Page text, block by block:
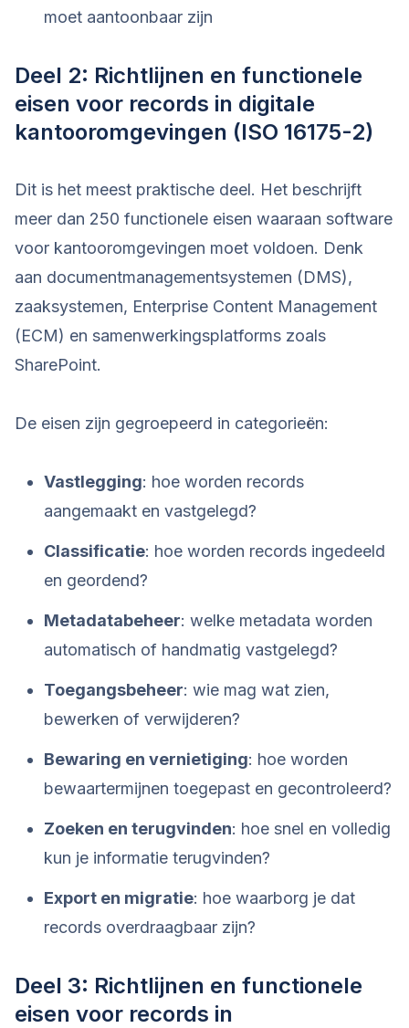
moet aantoonbaar zijn
Deel 2: Richtlijnen en functionele
eisen voor records in digitale
kantooromgevingen (ISO 16175-2)
Dit is het meest praktische deel. Het beschrijft
meer dan 250 functionele eisen waaraan software
voor kantooromgevingen moet voldoen. Denk
aan documentmanagementsystemen (DMS),
zaaksystemen, Enterprise Content Management
(ECM) en samenwerkingsplatforms zoals
SharePoint.
De eisen zijn gegroepeerd in categorieën:
Vastlegging: hoe worden records
aangemaakt en vastgelegd?
Classificatie: hoe worden records ingedeeld
en geordend?
Metadatabeheer: welke metadata worden
automatisch of handmatig vastgelegd?
Toegangsbeheer: wie mag wat zien,
bewerken of verwijderen?
Bewaring en vernietiging: hoe worden
bewaartermijnen toegepast en gecontroleerd?
Zoeken en terugvinden: hoe snel en volledig
kun je informatie terugvinden?
Export en migratie: hoe waarborg je dat
records overdraagbaar zijn?
Deel 3: Richtlijnen en functionele
eisen voor records in